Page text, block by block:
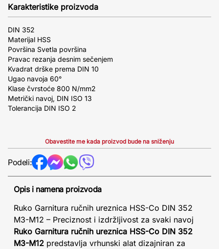
Karakteristike proizvoda
DIN 352
Materijal HSS
Površina Svetla površina
Pravac rezanja desnim sečenjem
Kvadrat drške prema DIN 10
Ugao navoja 60°
Klase čvrstoće 800 N/mm2
Metrički navoj, DIN ISO 13
Tolerancija DIN ISO 2
Obavestite me kada proizvod bude na sniženju
Podeli:
Opis i namena proizvoda
Ruko Garnitura ručnih ureznica HSS-Co DIN 352
M3-M12 – Preciznost i izdržljivost za svaki navoj
Ruko Garnitura ručnih ureznica HSS-Co DIN 352
M3-M12 predstavlja vrhunski alat dizajniran za